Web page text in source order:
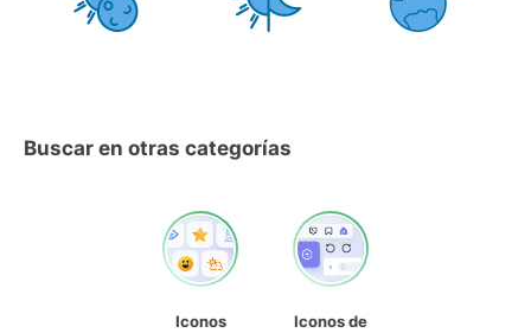
Buscar en otras categorías
Iconos
Iconos de